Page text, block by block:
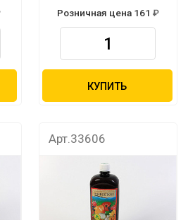
Розничная цена 161
КУПИТЬ
Арт.33606